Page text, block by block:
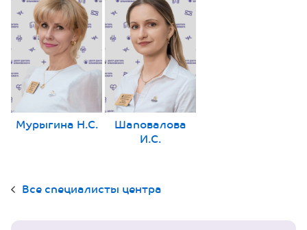
Мурыгина Н.С. Шаповалова
И.С.
Все специалисты центра